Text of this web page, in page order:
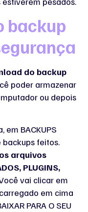
backup
do backup
poder armazenar
ou depois
em BACKUPS
backups feitos.
arquivos
PLUGINS,
vai clicar em
em cima
PARA O SEU